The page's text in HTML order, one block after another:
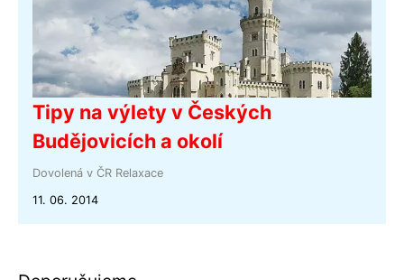
Tipy na výlety v Českých
Budějovicích a okolí
Dovolená v ČR Relaxace
11. 06. 2014